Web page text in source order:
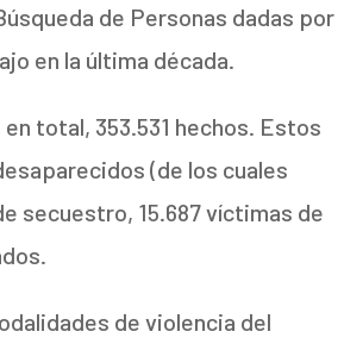
de Personas dadas por
en la última década.
total, 353.531 hechos. Estos
(de los cuales
secuestro, 15.687 víctimas de
de violencia del